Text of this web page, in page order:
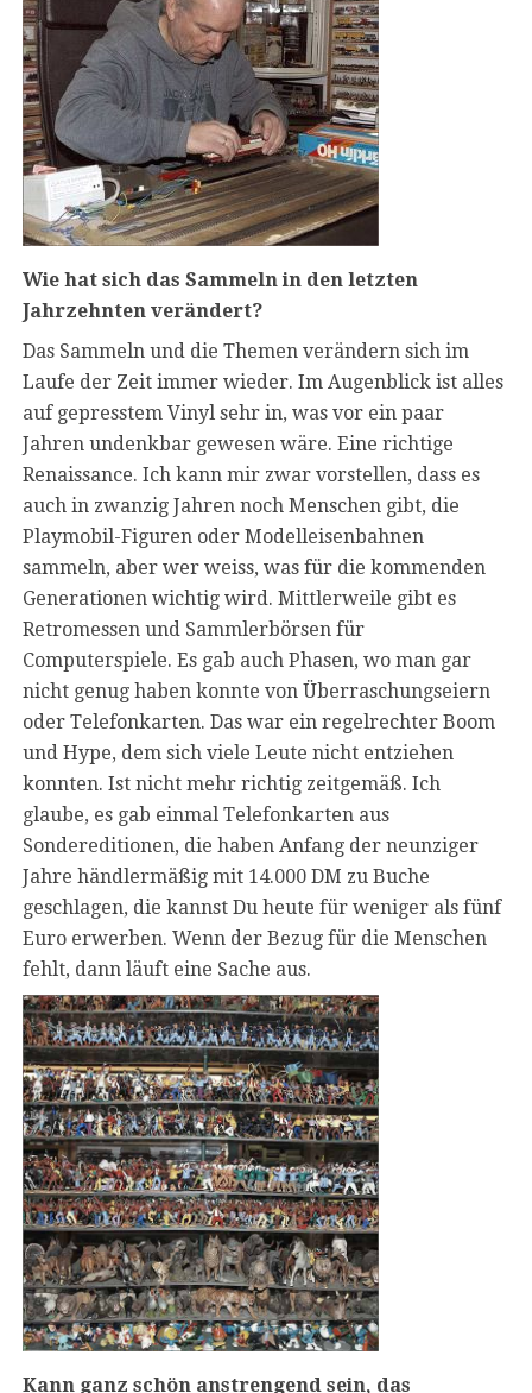
Wie hat sich das Sammeln in den letzten
Jahrzehnten verändert?
Das Sammeln und die Themen verändern sich im
Laufe der Zeit immer wieder. Im Augenblick ist alles
auf gepresstem Vinyl sehr in, was vor ein paar
Jahren undenkbar gewesen wäre. Eine richtige
Renaissance. Ich kann mir zwar vorstellen, dass es
auch in zwanzig Jahren noch Menschen gibt, die
Playmobil-Figuren oder Modelleisenbahnen
sammeln, aber wer weiss, was für die kommenden
Generationen wichtig wird. Mittlerweile gibt es
Retromessen und Sammlerbörsen für
Computerspiele. Es gab auch Phasen, wo man gar
nicht genug haben konnte von Überraschungseiern
oder Telefonkarten. Das war ein regelrechter Boom
und Hype, dem sich viele Leute nicht entziehen
konnten. Ist nicht mehr richtig zeitgemäß. Ich
glaube, es gab einmal Telefonkarten aus
Sondereditionen, die haben Anfang der neunziger
Jahre händlermäßig mit 14.000 DM zu Buche
geschlagen, die kannst Du heute für weniger als fünf
Euro erwerben. Wenn der Bezug für die Menschen
fehlt, dann läuft eine Sache aus.
Kann ganz schön anstrengend sein, das